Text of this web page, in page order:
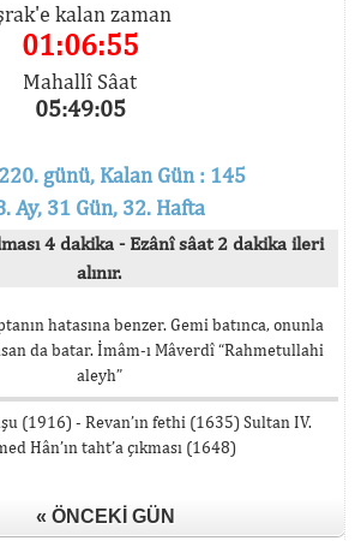
kalan zaman
01:06:55
Mahallî Sâat
05:49:05
220. günü, Kalan Gün : 145
Ay, 31 Gün, 32. Hafta
4 dakika - Ezânî sâat 2 dakika ileri
alınır.
hatasına benzer. Gemi batınca, onunla
da batar. İmâm-ı Mâverdî “Rahmetullahi
aleyh”
(1916) - Revan’ın fethi (1635) Sultan IV.
Hân’ın taht’a çıkması (1648)
« ÖNCEKI GÜN